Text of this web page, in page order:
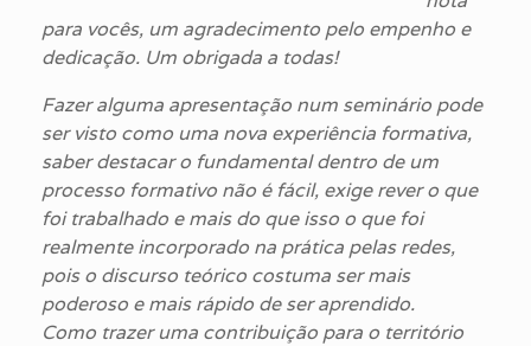
para vocês, um agradecimento pelo empenho e
dedicação. Um obrigada a todas!
Fazer alguma apresentação num seminário pode
ser visto como uma nova experiência formativa,
saber destacar o fundamental dentro de um
processo formativo não é fácil, exige rever o que
foi trabalhado e mais do que isso o que foi
realmente incorporado na prática pelas redes,
pois o discurso teórico costuma ser mais
poderoso e mais rápido de ser aprendido.
Como trazer uma contribuição para o território